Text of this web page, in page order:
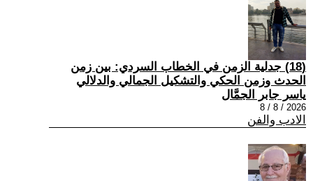
(18) جدلية الزمن في الخطاب السردي: بين زمن
الحدث وزمن الحكي والتشكيل الجمالي والدلالي
ياسر جابر الجمَّال
2026 / 8 / 8
الادب والفن